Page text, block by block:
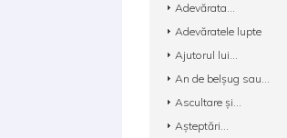
Adevărata...
Adevăratele lupte
Ajutorul lui...
An de belșug sau...
Ascultare și...
Așteptări...